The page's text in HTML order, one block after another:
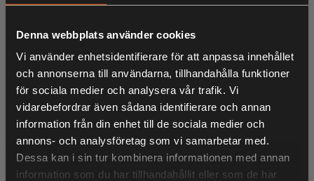
Denna webbplats använder cookies
Vi använder enhetsidentifierare för att anpassa innehållet
och annonserna till användarna, tillhandahålla funktioner
för sociala medier och analysera vår trafik. Vi
vidarebefordrar även sådana identifierare och annan
information från din enhet till de sociala medier och
annons- och analysföretag som vi samarbetar med.
Dessa kan i sin tur kombinera informationen med annan
information som du har tillhandahållit eller som de har
tvåkanalspassning så hundförarna kan prata ostört, då det
exempel hundförarna kan använda sig av.
Funktioner
Kryptering: Ja, 65 536 nycklar
Individanrop: Ja
Radio ID: Ja
Antal PL-toner: 51 valbara per kanal (38 standard och 13